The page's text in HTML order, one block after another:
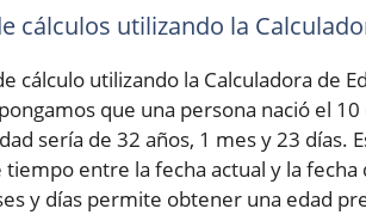
cálculos utilizando la
cálculo utilizando la Calculadora de
que una persona nació el
sería de 32 años, 1 mes y 23 días.
entre la fecha actual y la fecha
y días permite obtener una edad